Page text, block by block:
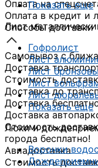
Показать еще
Лист
Гофролист
Лист
Лист
Лист
Лист
Показать еще
Люки и
Воронки
Оплата на
Оплата в кредит и
Способы доставки
Самовывоз с
Доставка
Стоимость
Доставка до
Доставка
Доставка
Стоимость
города бесплатно!
Авиадоставка
Стоимость